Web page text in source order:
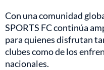
Con una comunidad
SPORTS FC continúa
para quienes disfrutan
clubes como de los
nacionales.